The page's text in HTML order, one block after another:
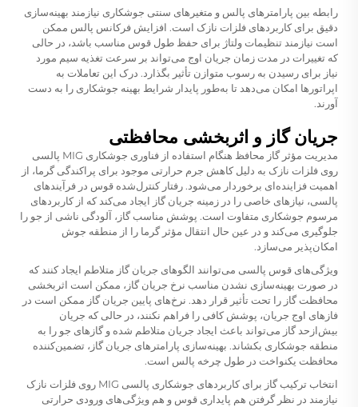
رابطه بین پارامترهای پالس و متغیرهای سنتی جوشکاری نیازمند بهینه‌سازی
دقیق برای کاربردهای فلزات نازک است. افزایش فرکانس پالس ممکن
است نیازمند تنظیمات ولتاژ برای حفظ طول قوس مناسب باشد، در حالی
که تغییرات در مدت زمان جریان اوج می‌تواند بر سرعت تغذیه سیم مورد
نیاز برای رسیدن به رسوب متوازن تأثیر بگذارد. درک این تعاملات به
اپراتورها امکان می‌دهد تا به‌طور پایدار شرایط بهینه جوشکاری را به دست
آورند.
جریان گاز و اثربخشی محافظتی
مدیریت مؤثر گاز محافظ هنگام استفاده از فناوری جوشکاری MIG پالسی
روی فلزات نازک به دلیل کاهش جرم حرارتی موجود برای پراکندگی گرما، از
اهمیت فزاینده‌ای برخوردار می‌شود. رفتار کنترل‌شده قوس در فرآیندهای
پالسی، نیازهای خاصی را در زمینه جریان گاز ایجاد می‌کند که از کاربردهای
مرسوم جوشکاری متفاوت است. پوشش مناسب گاز، آلودگی ناشی از جو را
جلوگیری می‌کند و در عین حال انتقال مؤثر گرما را از منطقه جوش
امکان‌پذیر می‌سازد.
ویژگی‌های قوس پالسی می‌توانند الگوهای جریان گاز متلاطم ایجاد کنند که
در صورت بهینه‌سازی نشدن مناسب نرخ جریان گاز، ممکن است اثربخشی
محافظت گاز را تحت تأثیر قرار دهد. نرخ‌های پایین جریان گاز ممکن است در
فازهای اوج جریان، پوشش کافی را فراهم نکنند، در حالی که جریان
بیش‌ازحد گاز می‌تواند باعث ایجاد جریان متلاطم شده و گازهای جو را به
منطقه جوشکاری بکشاند. بهینه‌سازی پارامترهای جریان گاز، تضمین‌کننده
محافظت یکنواخت در طول چرخه پالس است.
انتخاب ترکیب گاز برای کاربردهای جوشکاری پالسی MIG روی فلزات نازک
نیازمند در نظر گرفتن هم پایداری قوس و هم ویژگی‌های ورودی حرارتی